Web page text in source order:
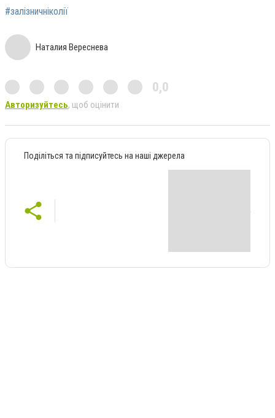
#залізничніколії
Наталия Вереснева
0,0
Авторизуйтесь, щоб оцінити
Поділіться та підписуйтесь на наші джерела